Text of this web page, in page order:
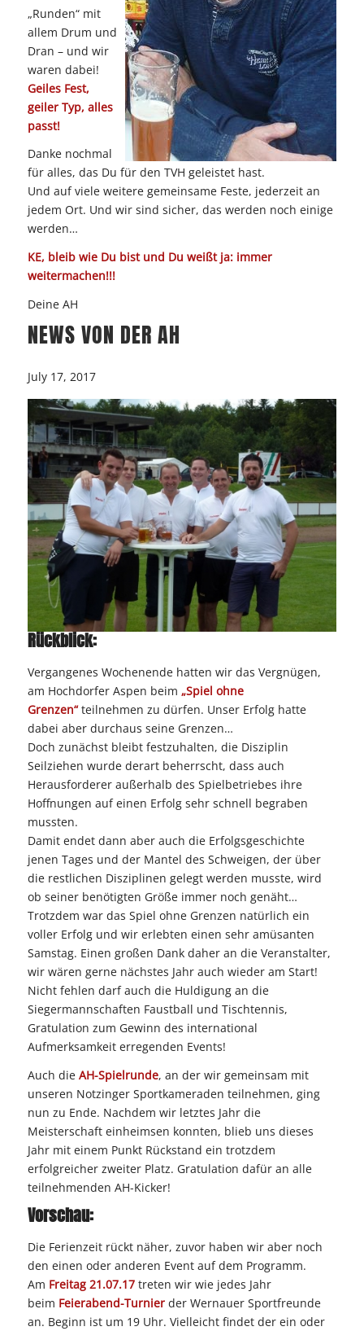
„Runden“ mit
allem Drum und
Dran – und wir
waren dabei!
Geiles Fest,
geiler Typ, alles
passt!
Danke nochmal
für alles, das Du für den TVH geleistet hast.
Und auf viele weitere gemeinsame Feste, jederzeit an
jedem Ort. Und wir sind sicher, das werden noch einige
werden…
KE, bleib wie Du bist und Du weißt ja: immer
weitermachen!!!
Deine AH
NEWS VON DER AH
July 17, 2017
Rückblick:
Vergangenes Wochenende hatten wir das Vergnügen,
am Hochdorfer Aspen beim „Spiel ohne
Grenzen“teilnehmen zu dürfen. Unser Erfolg hatte
dabei aber durchaus seine Grenzen…
Doch zunächst bleibt festzuhalten, die Disziplin
Seilziehen wurde derart beherrscht, dass auch
Herausforderer außerhalb des Spielbetriebes ihre
Hoffnungen auf einen Erfolg sehr schnell begraben
mussten.
Damit endet dann aber auch die Erfolgsgeschichte
jenen Tages und der Mantel des Schweigen, der über
die restlichen Disziplinen gelegt werden musste, wird
ob seiner benötigten Größe immer noch genäht…
Trotzdem war das Spiel ohne Grenzen natürlich ein
voller Erfolg und wir erlebten einen sehr amüsanten
Samstag. Einen großen Dank daher an die Veranstalter,
wir wären gerne nächstes Jahr auch wieder am Start!
Nicht fehlen darf auch die Huldigung an die
Siegermannschaften Faustball und Tischtennis,
Gratulation zum Gewinn des international
Aufmerksamkeit erregenden Events!
Auch die AH-Spielrunde, an der wir gemeinsam mit
unseren Notzinger Sportkameraden teilnehmen, ging
nun zu Ende. Nachdem wir letztes Jahr die
Meisterschaft einheimsen konnten, blieb uns dieses
Jahr mit einem Punkt Rückstand ein trotzdem
erfolgreicher zweiter Platz. Gratulation dafür an alle
teilnehmenden AH-Kicker!
Vorschau:
Die Ferienzeit rückt näher, zuvor haben wir aber noch
den einen oder anderen Event auf dem Programm.
Am Freitag 21.07.17treten wir wie jedes Jahr
beim Feierabend-Turnierder Wernauer Sportfreunde
an. Beginn ist um 19 Uhr. Vielleicht findet der ein oder